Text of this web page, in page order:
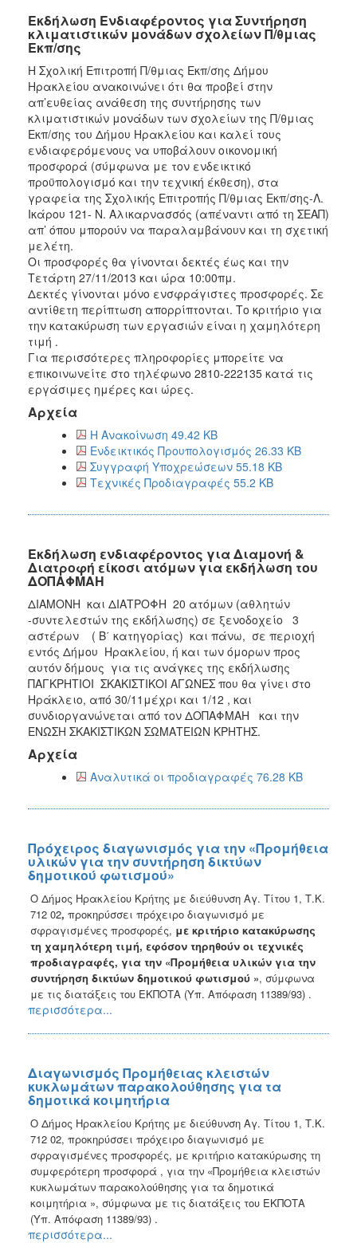
Εκδήλωση Ενδιαφέροντος για Συντήρηση
κλιματιστικών μονάδων σχολείων Π/θμιας
Εκπ/σης
Η Σχολική Επιτροπή Π/θμιας Εκπ/σης Δήμου
Ηρακλείου ανακοινώνει ότι θα προβεί στην
απ’ευθείας ανάθεση της συντήρησης των
κλιματιστικών μονάδων των σχολείων της Π/θμιας
Εκπ/σης του Δήμου Ηρακλείου και καλεί τους
ενδιαφερόμενους να υποβάλουν οικονομική
προσφορά (σύμφωνα με τον ενδεικτικό
προϋπολογισμό και την τεχνική έκθεση), στα
γραφεία της Σχολικής Επιτροπής Π/θμιας Εκπ/σης-Λ.
Ικάρου 121- Ν. Αλικαρνασσός (απέναντι από τη ΣΕΑΠ)
απ’ όπου μπορούν να παραλαμβάνουν και τη σχετική
μελέτη.
Οι προσφορές θα γίνονται δεκτές έως και την
Τετάρτη 27/11/2013 και ώρα 10:00πμ.
Δεκτές γίνονται μόνο ενσφράγιστες προσφορές. Σε
αντίθετη περίπτωση απορρίπτονται. Το κριτήριο για
την κατακύρωση των εργασιών είναι η χαμηλότερη
τιμή .
Για περισσότερες πληροφορίες μπορείτε να
επικοινωνείτε στο τηλέφωνο 2810-222135 κατά τις
εργάσιμες ημέρες και ώρες.
Αρχεία
Η Ανακοίνωση 49.42 KB
Ενδεικτικός Προυπολογισμός 26.33 KB
Συγγραφή Υποχρεώσεων 55.18 KB
Τεχνικές Προδιαγραφές 55.2 KB
Εκδήλωση ενδιαφέροντος για Διαμονή &
Διατροφή είκοσι ατόμων για εκδήλωση του
ΔΟΠΑΦΜΑΗ
ΔΙΑΜΟΝΗ και ΔΙΑΤΡΟΦΗ 20 ατόμων (αθλητών
-συντελεστών της εκδήλωσης) σε ξενοδοχείο 3
αστέρων ( Β΄ κατηγορίας) και πάνω, σε περιοχή
εντός Δήμου Ηρακλείου, ή και των όμορων προς
αυτόν δήμους για τις ανάγκες της εκδήλωσης
ΠΑΓΚΡΗΤΙΟΙ ΣΚΑΚΙΣΤΙΚΟΙ ΑΓΩΝΕΣ που θα γίνει στο
Ηράκλειο, από 30/11μέχρι και 1/12 , και
συνδιοργανώνεται από τον ΔΟΠΑΦΜΑΗ και την
ΕΝΩΣΗ ΣΚΑΚΙΣΤΙΚΩΝ ΣΩΜΑΤΕΙΩΝ ΚΡΗΤΗΣ.
Αρχεία
Αναλυτικά οι προδιαγραφές 76.28 KB
Πρόχειρος διαγωνισμός για την «Προμήθεια
υλικών για την συντήρηση δικτύων
δημοτικού φωτισμού»
Ο Δήμος Ηρακλείου Κρήτης με διεύθυνση Αγ. Τίτου 1, Τ.Κ.
712 02, προκηρύσσει πρόχειρο διαγωνισμό με
σφραγισμένες προσφορές, με κριτήριο κατακύρωσης
τη χαμηλότερη τιμή, εφόσον τηρηθούν οι τεχνικές
προδιαγραφές, για την «Προμήθεια υλικών για την
συντήρηση δικτύων δημοτικού φωτισμού », σύμφωνα
με τις διατάξεις του ΕΚΠΟΤΑ (Υπ. Απόφαση 11389/93) .
περισσότερα...
Διαγωνισμός Προμήθειας κλειστών
κυκλωμάτων παρακολούθησης για τα
δημοτικά κοιμητήρια
Ο Δήμος Ηρακλείου Κρήτης με διεύθυνση Αγ. Τίτου 1, Τ.Κ.
712 02, προκηρύσσει πρόχειρο διαγωνισμό με
σφραγισμένες προσφορές, με κριτήριο κατακύρωσης τη
συμφερότερη προσφορά , για την «Προμήθεια κλειστών
κυκλωμάτων παρακολούθησης για τα δημοτικά
κοιμητήρια », σύμφωνα με τις διατάξεις του ΕΚΠΟΤΑ
(Υπ. Απόφαση 11389/93) .
περισσότερα...